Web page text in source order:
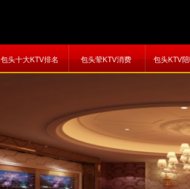
包头十大KTV排名 包头荤KTV消费 包头KTV